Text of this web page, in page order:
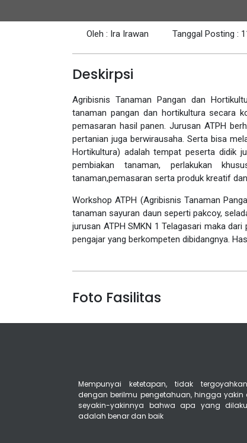
Oleh : Ira Irawan Tanggal Posting :
Deskirpsi
Agribisnis Tanaman Pangan dan
tanaman pangan dan hortikultura secara
pemasaran hasil panen. Jurusan ATPH
pertanian juga berwirausaha. Serta bisa
Hortikultura) adalah tempat peserta didik
pembiakan tanaman, perlakukan
tanaman,pemasaran serta produk kreatif
Workshop ATPH (Agribisnis Tanaman
tanaman sayuran daun seperti pakcoy,
jurusan ATPH SMKN 1 Telagasari maka
pengajar yang berkompeten dibidangnya.
Foto Fasilitas
Mempunyai ketetapan, tidak
dengan berilmu pengetahuan, hingga yakin
seyakin-yakinnya bahwa apa yang
adalah benar dan baik